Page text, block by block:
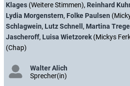
Klages (Weitere Stimmen), Reinhard
Lydia Morgenstern, Folke Paulsen
Schlagwein, Lutz Schnell, Martina
Jascheroff, Luisa Wietzorek (Mickys
(Chap)
Walter Alich
Sprecher(in)